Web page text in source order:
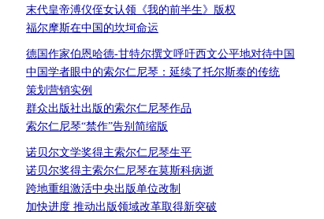
末代皇帝溥仪侄女认领《我的前半生》版权
福尔摩斯在中国的坎坷命运
德国作家伯恩哈德-甘特尔撰文呼吁西文公平地对待中国
中国学者眼中的索尔仁尼琴：延续了托尔斯泰的传统
策划营销实例
群众出版社出版的索尔仁尼琴作品
索尔仁尼琴“禁作”告别简缩版
诺贝尔文学奖得主索尔仁尼琴生平
诺贝尔奖得主索尔仁尼琴在莫斯科病逝
跨地重组激活中央出版单位改制
加快进度 推动出版领域改革取得新突破